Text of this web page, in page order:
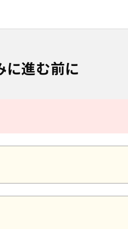
に進む前に
方が契約可能！（生活保護